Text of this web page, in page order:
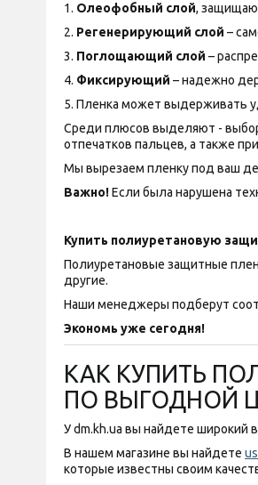
1. Олеофобный слой,
2. Регенерирующий слой –
3. Поглощающий слой –
4. Фиксирующий – надежно
5. Пленка может выдерживать
Среди плюсов выделяют - выбор
отпечатков пальцев, а также
Мы вырезаем пленку под ваш
Важно!Если была нарушена
Купить полиуретановую
Полиуретановые защитные
другие.
Наши менеджеры подберут
Экономь уже сегодня!
КАК КУПИТЬ
ПО ВЫГОДНОЙ
У dm.kh.ua вы найдете широкий
В нашем магазине вы найдете
которые известны своим